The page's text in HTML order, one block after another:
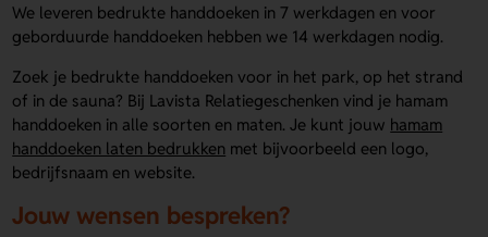
We leveren bedrukte handdoeken in 7 werkdagen en voor
geborduurde handdoeken hebben we 14 werkdagen nodig.
Zoek je bedrukte handdoeken voor in het park, op het strand
of in de sauna? Bij Lavista Relatiegeschenken vind je hamam
handdoeken in alle soorten en maten. Je kunt jouw hamam
handdoeken laten bedrukken met bijvoorbeeld een logo,
bedrijfsnaam en website.
Jouw wensen bespreken?